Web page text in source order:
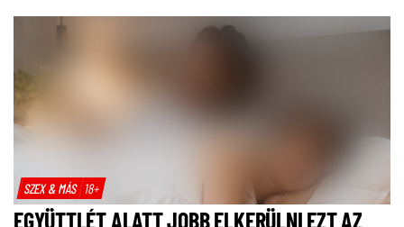
SZEX & MÁS 18+
EGYÜTTLÉT ALATT JOBB ELKERÜLNI EZT AZ